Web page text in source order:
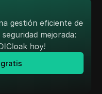
gestión eficiente de
mejorada:
hoy!